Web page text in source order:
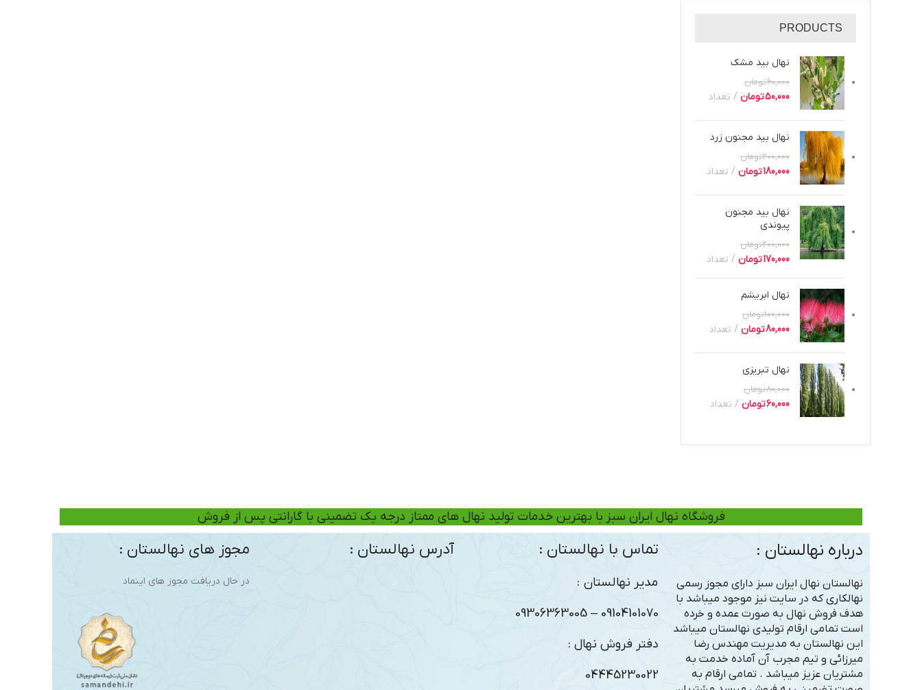
PRODUCTS
نهال بید مشک
60,000تومان
50,000تومان تعداد
نهال بید مجنون زرد
200,000تومان
180,000تومان تعداد
نهال بید مجنون
پیوندی
200,000تومان
170,000تومان تعداد
نهال ابریشم
100,000تومان
80,000تومان تعداد
نهال تبریزی
80,000تومان
60,000تومان تعداد
فروشگاه نهال ایران سبز با بهترین خدمات تولید نهال های ممتاز درجه یک تضمینی با گارانتی پس از فروش
درباره نهالستان :
نهالستان نهال ایران سبز دارای مجوز رسمی
نهالکاری که در سایت نیز موجود میباشد با
هدف فروش نهال به صورت عمده و خرده
است تمامی ارقام تولیدی نهالستان میباشد
این نهالستان به مدیریت مهندس رضا
میرزائی و تیم مجرب آن آماده خدمت به
مشتریان عزیز میباشد . تمامی ارقام به
تماس با نهالستان :
مدیر نهالستان :
09104101070 – 09306363005
دفتر فروش نهال :
04445230022
آدرس نهالستان : مجوز های نهالستان :
در حال دریافت مجوز های اینماد